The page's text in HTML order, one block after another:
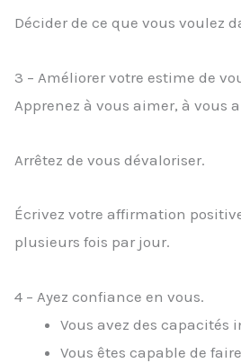
Décider de ce que vous voulez
3 – Améliorer votre estime de
Apprenez à vous aimer, à vous
Arrêtez de vous dévaloriser.
Écrivez votre affirmation
plusieurs fois par jour.
4 – Ayez confiance en vous.
Vous avez des capacités
Vous êtes capable de